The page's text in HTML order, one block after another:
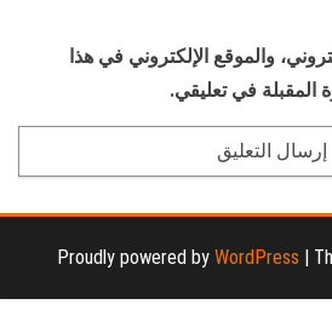
والموقع الإلكتروني في هذا
المقبلة في تعليقي.
Proudly powered by WordPress